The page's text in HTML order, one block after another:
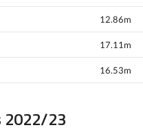
12.86m
17.11m
16.53m
2022/23